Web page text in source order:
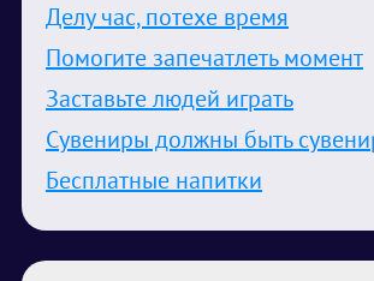
Делу час, потехе время
Помогите запечатлеть момент
Заставьте людей играть
Сувениры должны быть
Бесплатные напитки